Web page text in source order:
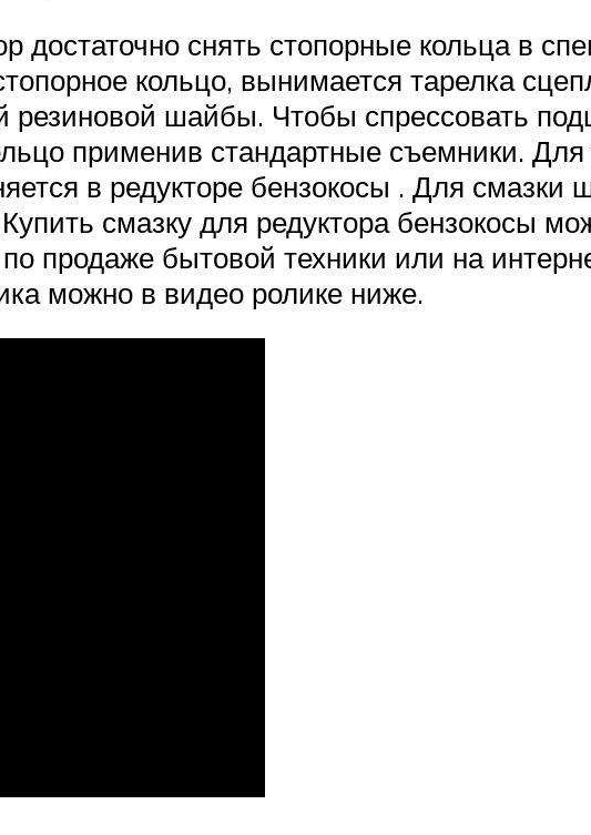
достаточно снять стопорные кольца в
кольцо, вынимается тарелка
резиновой шайбы. Чтобы спрессовать
применив стандартные съемники.
в редукторе бензокосы . Для смазки
смазку для редуктора бензокосы
продаже бытовой техники или на
можно в видео ролике ниже.